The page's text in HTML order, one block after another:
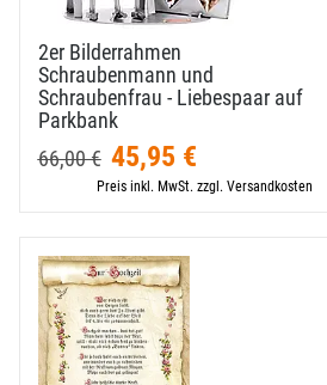
2er Bilderrahmen
Schraubenmann und
Schraubenfrau - Liebespaar auf
Parkbank
66,00 € 45,95 €
Preis inkl. MwSt. zzgl. Versandkosten